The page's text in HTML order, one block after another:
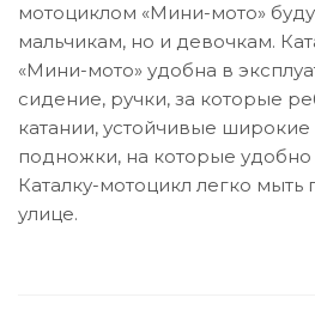
мотоциклом «Мини-мото»
мальчикам, но и девочкам.
«Мини-мото» удобна в
сидение, ручки, за которые
катании, устойчивые широкие
подножки, на которые удобно
Каталку-мотоцикл легко мыть
улице.